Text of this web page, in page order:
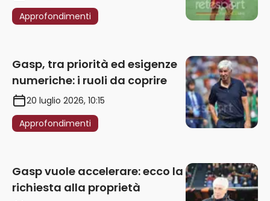
Approfondimenti
Gasp, tra priorità ed esigenze
numeriche: i ruoli da coprire
20 luglio 2026, 10:15
Approfondimenti
Gasp vuole accelerare: ecco la
richiesta alla proprietà